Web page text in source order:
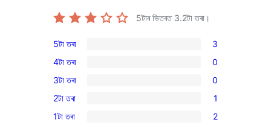
5টাৰ ভিতৰত 3.2টা তৰা।
3
5-
star
reviews
5টা তৰা 3
0
4-
star
reviews
4টা তৰা 0
0
3-
star
3টা তৰা 0
1
2-
2টা তৰা 1
2
1টা তৰা 2